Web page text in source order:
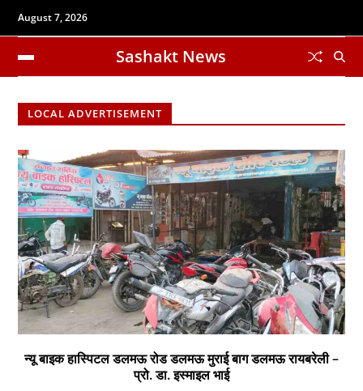
August 7, 2026
Sashakt News
LOCAL ADVERTISEMENT
न्यू बाइक हास्पिटल डलमऊ रोड डलमऊ मुराई बाग डलमऊ रायबरेली –
प्रो. डा. इस्माइल भाई